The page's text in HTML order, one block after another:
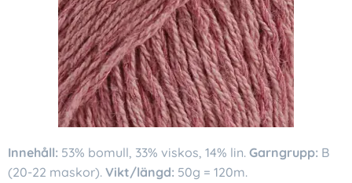
Innehåll: 53% bomull, 33% viskos, 14% lin. Garngrupp: B
(20-22 maskor). Vikt/längd: 50g = 120m.